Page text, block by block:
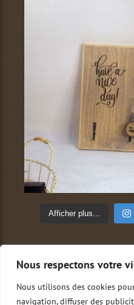
Nous respectons votre
Nous utilisons des cookies
navigation, diffuser des
Afficher plus...
Qui sommes-nous ?
Nous contacter
0